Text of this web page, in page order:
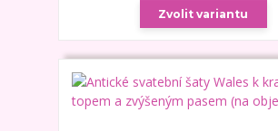
Zvolit variantu